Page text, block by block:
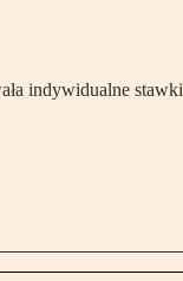
indywidualne stawki